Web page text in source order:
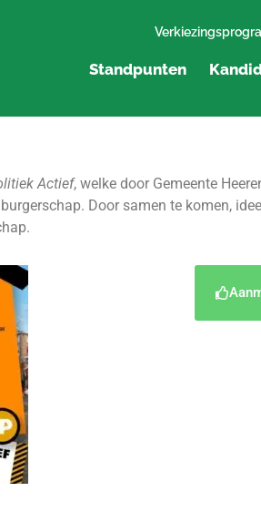
Standpunten
Actief, welke door Gemeente
Door samen te komen,